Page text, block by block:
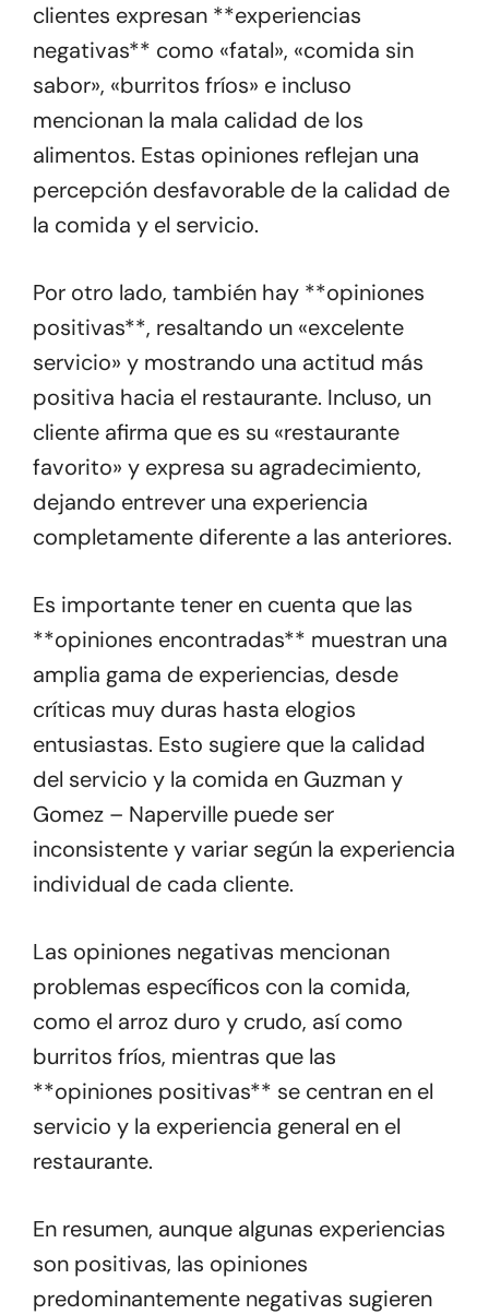
clientes expresan **experiencias
negativas** como «fatal», «comida sin
sabor», «burritos fríos» e incluso
mencionan la mala calidad de los
alimentos. Estas opiniones reflejan una
percepción desfavorable de la calidad de
la comida y el servicio.
Por otro lado, también hay **opiniones
positivas**, resaltando un «excelente
servicio» y mostrando una actitud más
positiva hacia el restaurante. Incluso, un
cliente afirma que es su «restaurante
favorito» y expresa su agradecimiento,
dejando entrever una experiencia
completamente diferente a las anteriores.
Es importante tener en cuenta que las
**opiniones encontradas** muestran una
amplia gama de experiencias, desde
críticas muy duras hasta elogios
entusiastas. Esto sugiere que la calidad
del servicio y la comida en Guzman y
Gomez – Naperville puede ser
inconsistente y variar según la experiencia
individual de cada cliente.
Las opiniones negativas mencionan
problemas específicos con la comida,
como el arroz duro y crudo, así como
burritos fríos, mientras que las
**opiniones positivas** se centran en el
servicio y la experiencia general en el
restaurante.
En resumen, aunque algunas experiencias
son positivas, las opiniones
predominantemente negativas sugieren